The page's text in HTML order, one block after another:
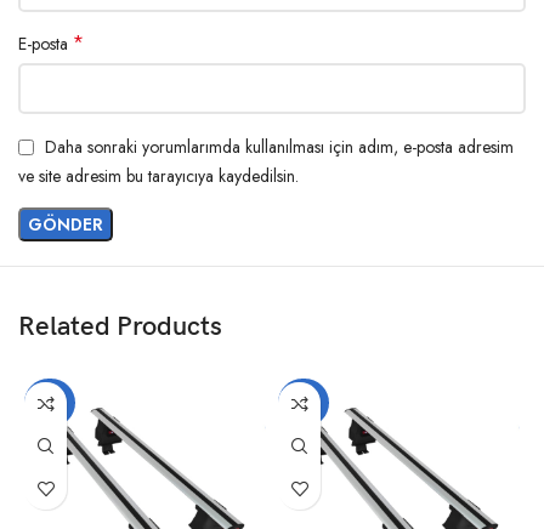
E-posta *
Daha sonraki yorumlarımda kullanılması için adım, e-posta adresim
ve site adresim bu tarayıcıya kaydedilsin.
Related Products
-20% -20%